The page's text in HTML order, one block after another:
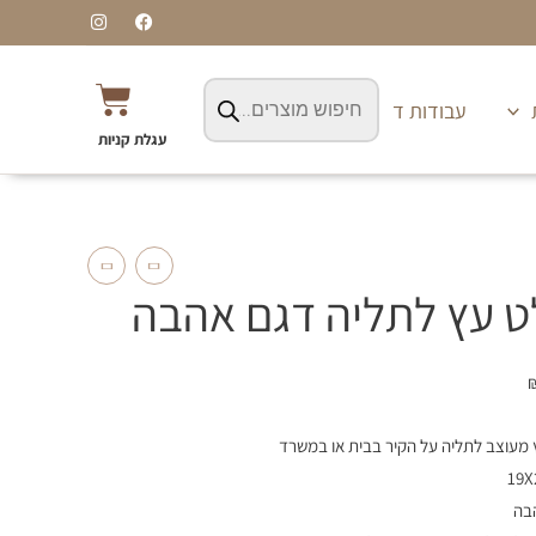
F
a
c
k
I
n
s
a
a
עבודות דפוס ושילוט
Products
search עגלת
קניות
עגלת קניות
עץ לתליה דגם אהבה
לתליה על הקיר בבית או במשרד